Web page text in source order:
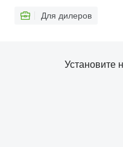
Для дилеров
Установите